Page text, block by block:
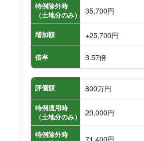
特例除外時
（土地分のみ）
35,700円
増加額 +25,700円
倍率 3.57倍
評価額 600万円
特例適用時
（土地分のみ）
20,000円
特例除外時
71,400円